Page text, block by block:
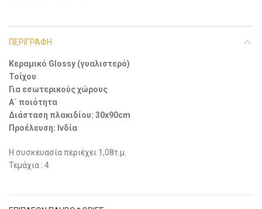
ΠΕΡΙΓΡΑΦΉ
Κεραμικό Glossy (γυαλιστερό)
Τοίχου
Για εσωτερικούς χώρους
Α΄ ποιότητα
Διάσταση πλακιδίου: 30x90cm
Προέλευση: Ινδία
Η συσκευασία περιέχει 1,08τ.μ.
Τεμάχια : 4